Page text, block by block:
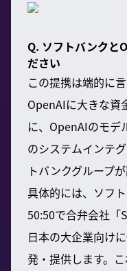
Q. ソフトバンクと
ださい
この提携は端的に
OpenAIに大きな資
に、OpenAIのモデ
のシステムインテ
トバンクグループ
具体的には、ソフ
50:50で合弁会社「
日本の大企業向け
発・提供します。